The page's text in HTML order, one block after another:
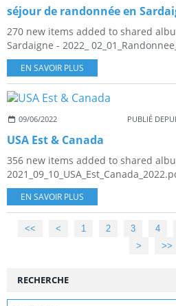
270 new items added to shared
Sardaigne - 2022_
EN SAVOIR PLUS
09/06/2022 PUBLIÉ
USA Est & Canada
356 new items added to shared
EN SAVOIR PLUS
<< < 1 2 3 4
>
>>
RECHERCHE